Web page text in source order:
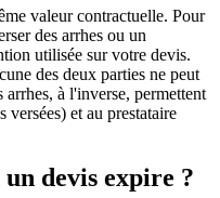
valeur contractuelle. Pour
des arrhes ou un
utilisée sur votre devis.
des deux parties ne peut
arrhes, à l'inverse, permettent
versées) et au prestataire
devis expire ?